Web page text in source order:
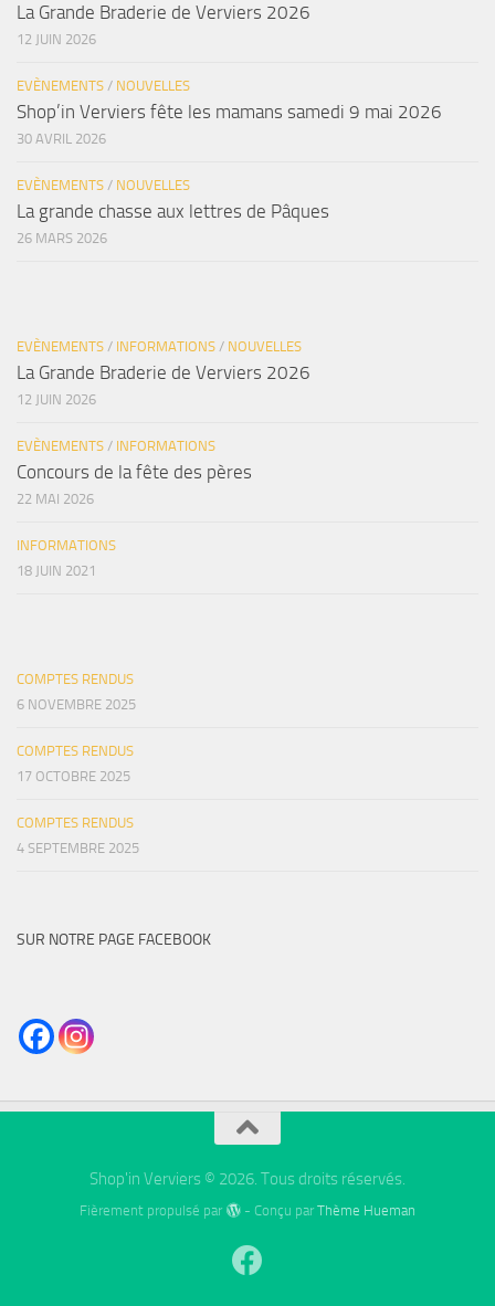
La Grande Braderie de Verviers 2026
12 JUIN 2026
EVÈNEMENTS / NOUVELLES
Shop’in Verviers fête les mamans samedi 9 mai 2026
30 AVRIL 2026
EVÈNEMENTS / NOUVELLES
La grande chasse aux lettres de Pâques
26 MARS 2026
EVÈNEMENTS / INFORMATIONS / NOUVELLES
La Grande Braderie de Verviers 2026
12 JUIN 2026
EVÈNEMENTS / INFORMATIONS
Concours de la fête des pères
22 MAI 2026
INFORMATIONS
18 JUIN 2021
COMPTES RENDUS
6 NOVEMBRE 2025
COMPTES RENDUS
17 OCTOBRE 2025
COMPTES RENDUS
4 SEPTEMBRE 2025
SUR NOTRE PAGE FACEBOOK
Shop'in Verviers © 2026. Tous droits réservés.
Fièrement propulsé par - Conçu parThème Hueman